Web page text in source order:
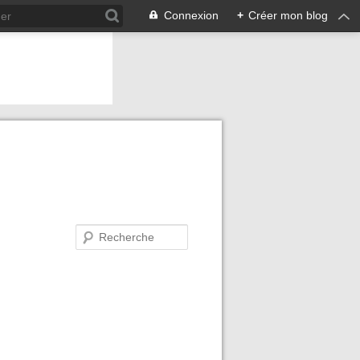
Connexion + Créer mon blog